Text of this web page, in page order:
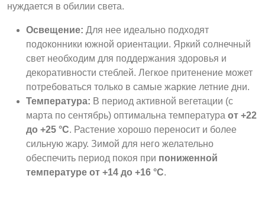
нуждается в обилии света.
Освещение: Для нее идеально подходят
подоконники южной ориентации. Яркий солнечный
свет необходим для поддержания здоровья и
декоративности стеблей. Легкое притенение может
потребоваться только в самые жаркие летние дни.
Температура: В период активной вегетации (с
марта по сентябрь) оптимальна температура от +22
до +25 °C. Растение хорошо переносит и более
сильную жару. Зимой для него желательно
обеспечить период покоя при пониженной
температуре от +14 до +16 °C.